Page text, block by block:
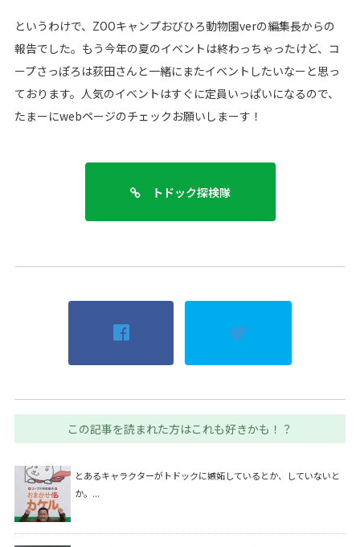
というわけで、ZOOキャンプおびひろ動物園verの編集長からの
報告でした。もう今年の夏のイベントは終わっちゃったけど、コ
ープさっぽろは荻田さんと一緒にまたイベントしたいなーと思っ
ております。人気のイベントはすぐに定員いっぱいになるので、
たまーにwebページのチェックお願いしまーす！
トドック探検隊
この記事を読まれた方はこれも好きかも！？
とあるキャラクターがトドックに嫉妬しているとか、していないと
か。...